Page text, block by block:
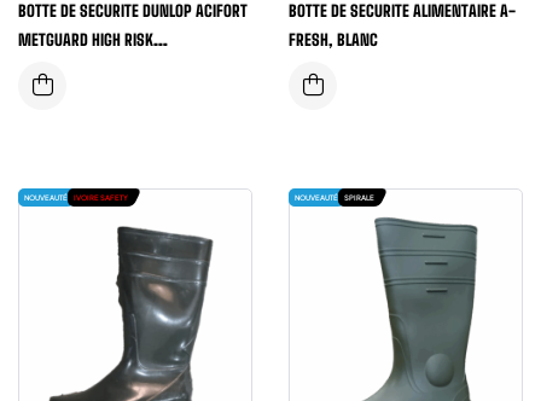
BOTTE DE SECURITE DUNLOP ACIFORT
METGUARD HIGH RISK
ENVIRONMENTS
BOTTE DE SECURITE ALIMENTAIRE A-
FRESH, BLANC
NOUVEAUTÉ IVOIRE SAFETY NOUVEAUTÉ SPIRALE